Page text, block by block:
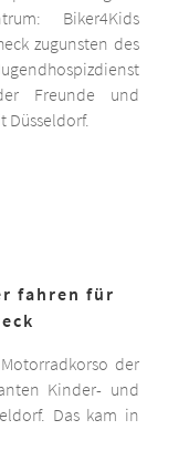
Biker4Kids
zugunsten des
Freunde und
Düsseldorf.
fahren für
der
Kinder- und
Das kam in